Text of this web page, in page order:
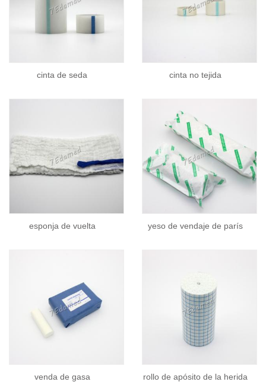
cinta de seda cinta no tejida
esponja de vuelta yeso de vendaje de parís
venda de gasa rollo de apósito de la herida